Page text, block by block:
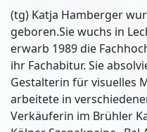
(tg) Katja Hamberger
geboren.Sie wuchs in
erwarb 1989 die
ihr Fachabitur. Sie
Gestalterin für visuelles
arbeitete in
Verkäuferin im Brühler